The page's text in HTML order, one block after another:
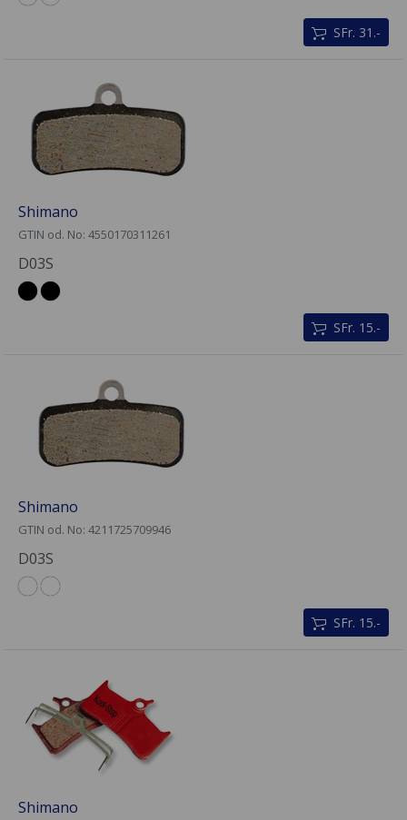
SFr. 31.-
Shimano
GTIN od. No: 4550170311261
D03S
SFr. 15.-
Shimano
GTIN od. No: 4211725709946
D03S
SFr. 15.-
Shimano